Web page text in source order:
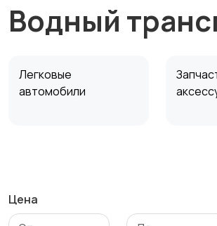
Водный
Легковые
автомобили
Цена